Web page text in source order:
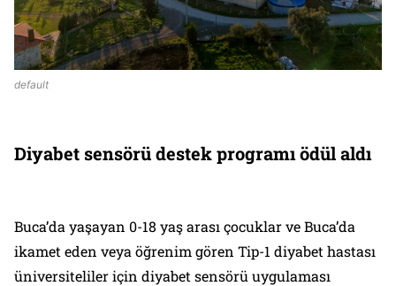
default
Diyabet sensörü destek programı ödül aldı
Buca’da yaşayan 0-18 yaş arası çocuklar ve Buca’da
ikamet eden veya öğrenim gören Tip-1 diyabet hastası
üniversiteliler için diyabet sensörü uygulaması